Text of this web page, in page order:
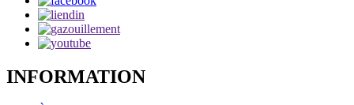
INFORMATION